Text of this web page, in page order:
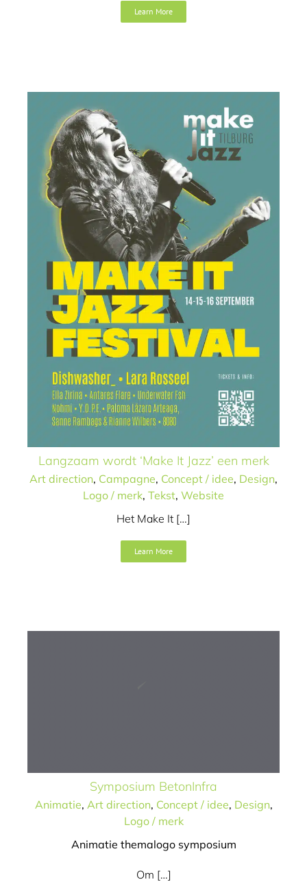
Learn More
Langzaam wordt ‘Make It Jazz’ een merk
Art direction, Campagne, Concept / idee, Design,
Logo / merk, Tekst, Website
Het Make It […]
Learn More
Symposium BetonInfra
Symposium BetonInfra
Animatie, Art direction, Concept / idee, Design,
Logo / merk
Animatie themalogo symposium
Om […]